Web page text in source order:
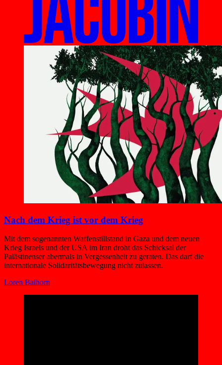
Nach dem Krieg ist vor dem Krieg
Mit dem sogenannten Waffenstillstand in Gaza und dem neuen
Krieg Israels und der USA im Iran droht das Schicksal der
Palästinenser abermals in Vergessenheit zu geraten. Das darf die
internationale Solidaritäts­bewegung nicht zulassen.
Loren Balhorn